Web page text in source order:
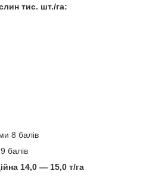
тис. шт./га:
8 балів
балів
14,0 — 15,0 т/га